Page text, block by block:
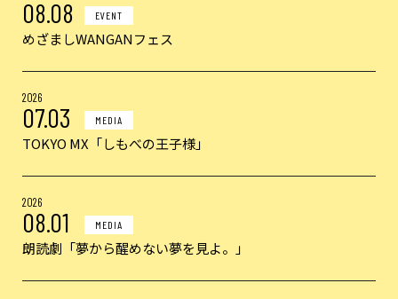
08.08 EVENT
めざましWANGANフェス
2026
07.03 MEDIA
TOKYO MX「しもべの王子様」
2026
08.01 MEDIA
朗読劇「夢から醒めない夢を見よ。」